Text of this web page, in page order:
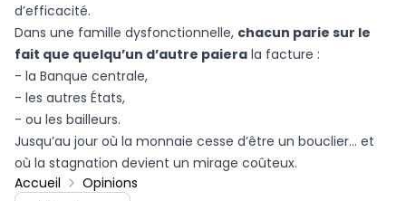
d’efficacité.
Dans une famille dysfonctionnelle, chacun parie sur le
fait que quelqu’un d’autre paiera la facture :
- la Banque centrale,
- les autres États,
- ou les bailleurs.
Jusqu’au jour où la monnaie cesse d’être un bouclier… et
où la stagnation devient un mirage coûteux.
Accueil
Opinions